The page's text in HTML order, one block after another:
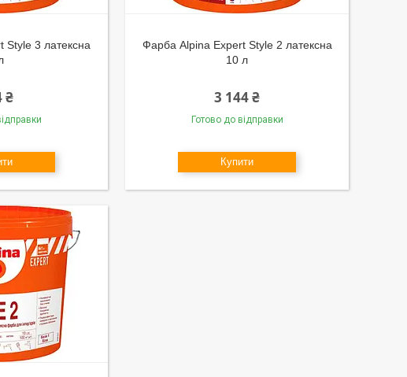
3 латексна
₴
Фарба Alpina Expert Style 2 латексна
10 л
3 144 ₴
Готово до відправки
Купити